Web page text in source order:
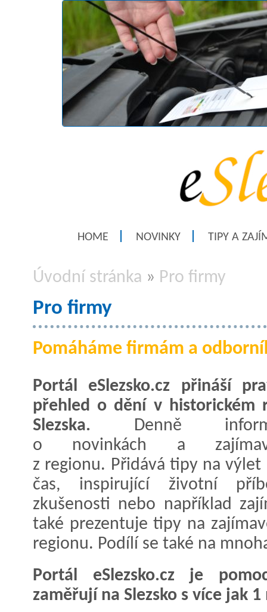
HOME NOVINKY TIPY A
Úvodní stránka » Pro firmy
Pro firmy
Pomáháme firmám a
Portál eSlezsko.cz přináší
přehled o dění v historickém
Slezska.
Denně
o novinkách a
z regionu. Přidává tipy na výlet
čas, inspirující životní
zkušenosti nebo například
také prezentuje tipy na
regionu. Podílí se také na
Portál eSlezsko.cz je
zaměřují na Slezsko s více jak